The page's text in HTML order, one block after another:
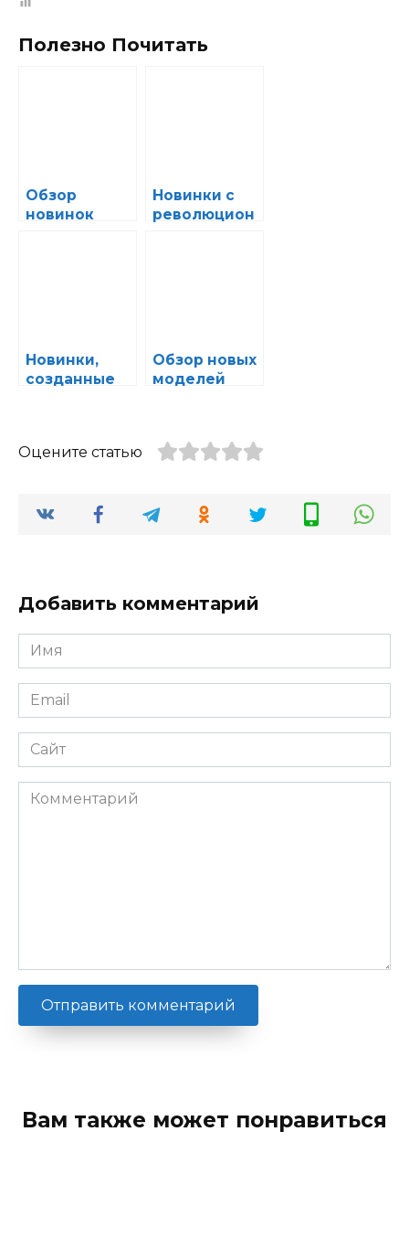
Полезно Почитать
Обзор
новинок
ва
Новинки с
революцион
Новинки,
созданные
водителей,
функциональ
Обзор новых
моделей
ым запасом
Оцените статью
Добавить комментарий
Имя
*
Email
*
Сайт
Комментарий
Вам также может понравиться